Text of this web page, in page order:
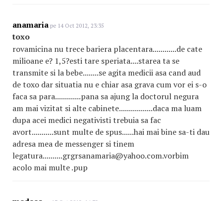
anamaria pe 14 Oct 2012, 23:35
toxo
rovamicina nu trece bariera placentara............de cate
milioane e? 1,5?esti tare speriata....starea ta se
transmite si la bebe........se agita medicii asa cand aud
de toxo dar situatia nu e chiar asa grava cum vor ei s-o
faca sa para.............pana sa ajung la doctorul negura
am mai vizitat si alte cabinete.................daca ma luam
dupa acei medici negativisti trebuia sa fac
avort...........sunt multe de spus......hai mai bine sa-ti dau
adresa mea de messenger si tinem
legatura..........grgrsanamaria@yahoo.com.vorbim
acolo mai multe .pup